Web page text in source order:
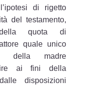
di rigetto
del testamento,
quota di
quale unico
della madre
ai fini della
disposizioni